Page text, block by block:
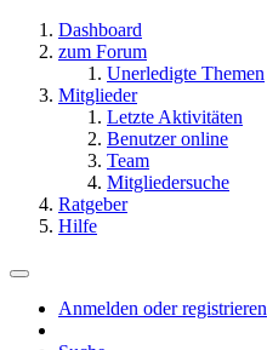
Dashboard
zum Forum
Unerledigte Themen
Mitglieder
Letzte Aktivitäten
Benutzer online
Team
Mitgliedersuche
Ratgeber
Hilfe
Anmelden oder registrieren